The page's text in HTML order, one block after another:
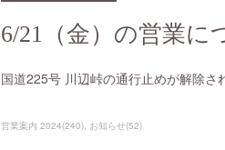
6/21（金）の営業
国道225号 川辺峠の通行止めが解除さ
営業案内 2024(240) お知らせ(52)